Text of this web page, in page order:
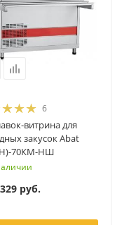
6
витрина для
закусок Abat
70КМ-НШ
руб.